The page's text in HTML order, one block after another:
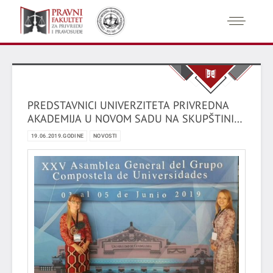
PREDSTAVNICI UNIVERZITETA PRIVREDNA
AKADEMIJA U NOVOM SADU NA SKUPŠTINI
MEĐUNARODNE MREŽE UNIVERZITETA
19.06.2019.GODINE NOVOSTI